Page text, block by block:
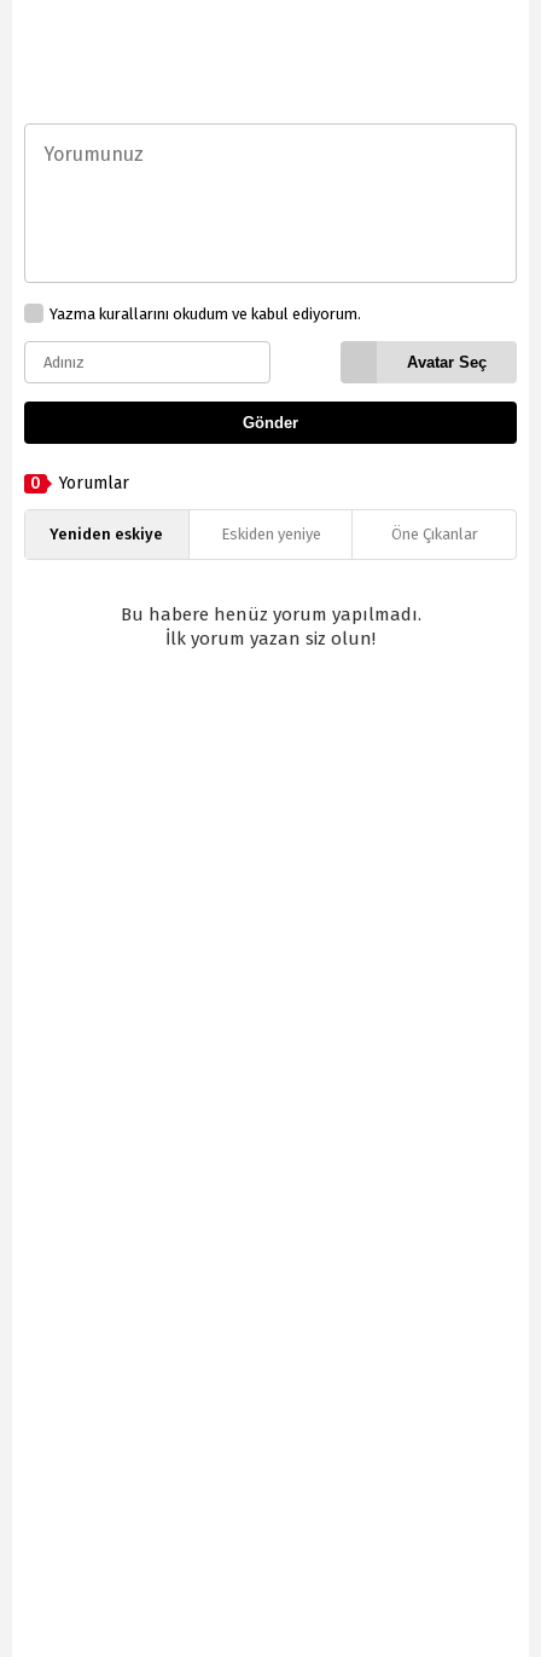
Yazma kurallarını okudum ve kabul ediyorum.
Avatar Seç
Gönder
0 Yorumlar
Yeniden eskiye Eskiden yeniye Öne Çıkanlar
Bu habere henüz yorum yapılmadı.
İlk yorum yazan siz olun!